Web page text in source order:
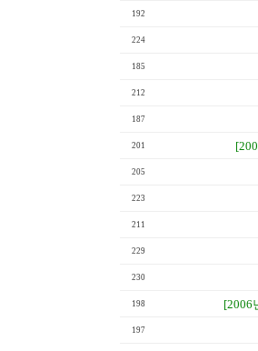
192
224
185
212
187
201
205
223
211
229
230
198 [2006
197